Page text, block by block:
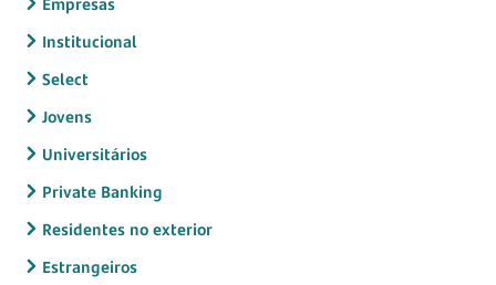
Institucional
Select
Jovens
Universitários
Private Banking
Residentes no exterior
Estrangeiros